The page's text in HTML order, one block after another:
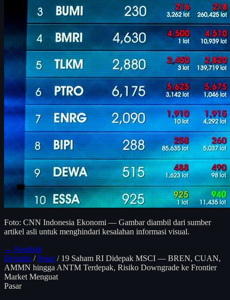
Foto: CNN Indonesia Ekonomi — Gambar diambil dari sumber
artikel asli untuk menghindari kesalahan informasi visual.
← Kembali
Beranda / Pasar/ 19 Saham RI Didepak MSCI — BREN, CUAN,
AMMN hingga ANTM Terdepak, Risiko Downgrade ke Frontier
Market Menguat
Pasar